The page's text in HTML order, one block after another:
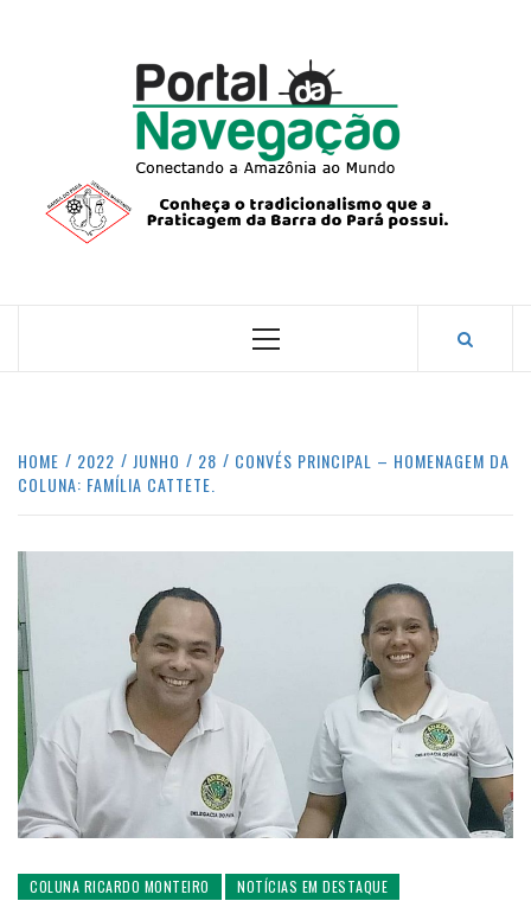
CONECTANDO A AMAZÔNIA COM O MUNDO.
Primary
HOME 2022 JUNHO 28
CONVÉS PRINCIPAL – HOMENAGEM DA
COLUNA: FAMÍLIA CATTETE.
COLUNA RICARDO MONTEIRO NOTÍCIAS EM DESTAQUE